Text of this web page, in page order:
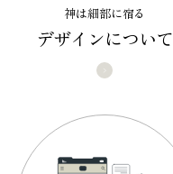
神は細部に宿る
デザインについて